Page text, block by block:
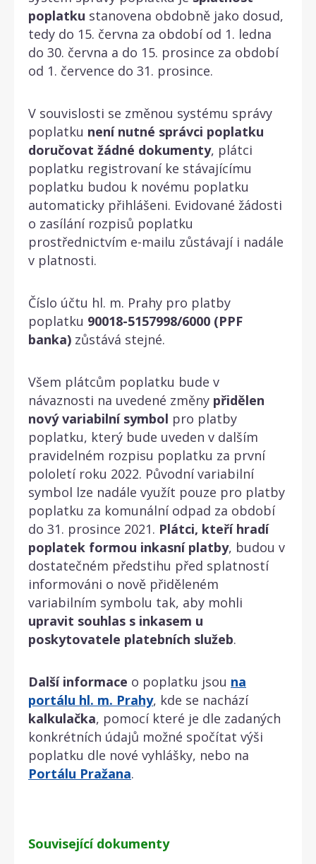
poplatku stanovena obdobně jako dosud,
tedy do 15. června za období od 1. ledna
do 30. června a do 15. prosince za období
od 1. července do 31. prosince.
V souvislosti se změnou systému správy
poplatku není nutné správci poplatku
doručovat žádné dokumenty, plátci
poplatku registrovaní ke stávajícímu
poplatku budou k novému poplatku
automaticky přihlášeni. Evidované žádosti
o zasílání rozpisů poplatku
prostřednictvím e-mailu zůstávají i nadále
v platnosti.
Číslo účtu hl. m. Prahy pro platby
poplatku 90018-5157998/6000 (PPF
banka) zůstává stejné.
Všem plátcům poplatku bude v
návaznosti na uvedené změny přidělen
nový variabilní symbol pro platby
poplatku, který bude uveden v dalším
pravidelném rozpisu poplatku za první
pololetí roku 2022. Původní variabilní
symbol lze nadále využít pouze pro platby
poplatku za komunální odpad za období
do 31. prosince 2021. Plátci, kteří hradí
poplatek formou inkasní platby, budou v
dostatečném předstihu před splatností
informováni o nově přiděleném
variabilním symbolu tak, aby mohli
upravit souhlas s inkasem u
poskytovatele platebních služeb.
Další informace o poplatku jsou na
portálu hl. m. Prahy, kde se nachází
kalkulačka, pomocí které je dle zadaných
konkrétních údajů možné spočítat výši
poplatku dle nové vyhlášky, nebo na
Portálu Pražana.
Související dokumenty